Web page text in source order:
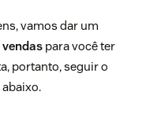
vamos dar um
para você ter
portanto, seguir o